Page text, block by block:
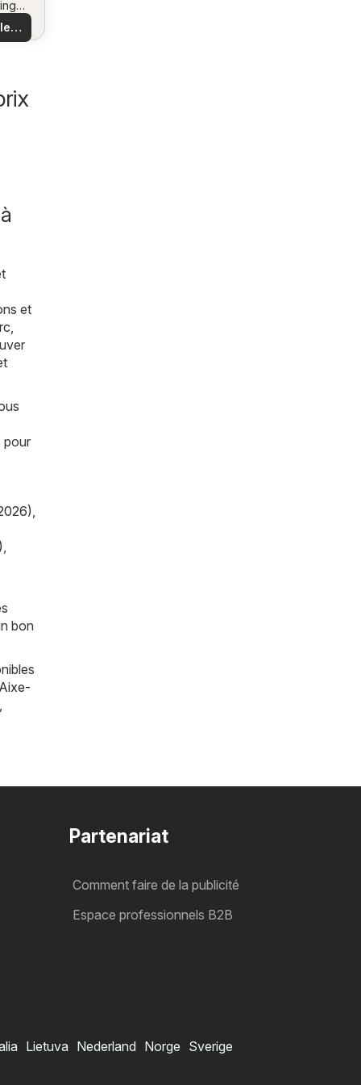
et
pour
bon
Aixe-
Partenariat
Comment faire de la publicité
Espace professionnels B2B
Lietuva Nederland Norge Sverige